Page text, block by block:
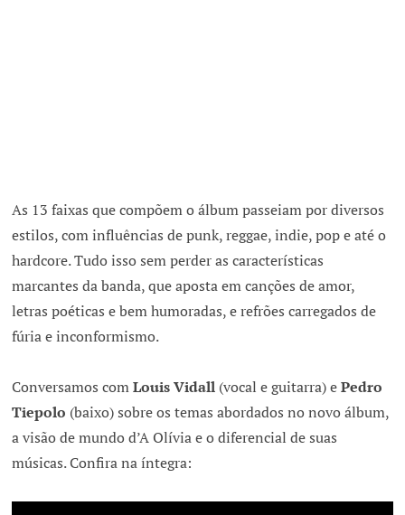
As 13 faixas que compõem o álbum passeiam por diversos
estilos, com influências de punk, reggae, indie, pop e até o
hardcore. Tudo isso sem perder as características
marcantes da banda, que aposta em canções de amor,
letras poéticas e bem humoradas, e refrões carregados de
fúria e inconformismo.
Conversamos comLouis Vidall (vocal e guitarra) ePedro
Tiepolo (baixo) sobre os temas abordados no novo álbum,
a visão de mundo d’A Olívia e o diferencial de suas
músicas. Confira na íntegra: